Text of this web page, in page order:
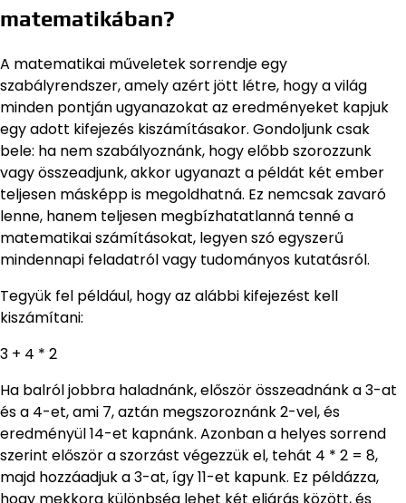
matematikában?
A matematikai műveletek sorrendje egy
szabályrendszer, amely azért jött létre, hogy a világ
minden pontján ugyanazokat az eredményeket kapjuk
egy adott kifejezés kiszámításakor. Gondoljunk csak
bele: ha nem szabályoznánk, hogy előbb szorozzunk
vagy összeadjunk, akkor ugyanazt a példát két ember
teljesen másképp is megoldhatná. Ez nemcsak zavaró
lenne, hanem teljesen megbízhatatlanná tenné a
matematikai számításokat, legyen szó egyszerű
mindennapi feladatról vagy tudományos kutatásról.
Tegyük fel például, hogy az alábbi kifejezést kell
kiszámítani:
3 + 4 * 2
Ha balról jobbra haladnánk, először összeadnánk a 3-at
és a 4-et, ami 7, aztán megszoroznánk 2-vel, és
eredményül 14-et kapnánk. Azonban a helyes sorrend
szerint először a szorzást végezzük el, tehát 4 * 2 = 8,
majd hozzáadjuk a 3-at, így 11-et kapunk. Ez példázza,